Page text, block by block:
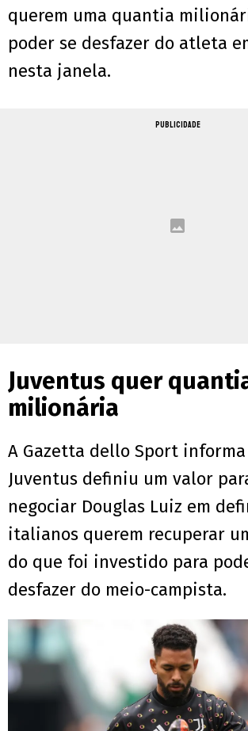
querem uma quantia
poder se desfazer do atleta
nesta janela.
PUBLICIDADE
Juventus quer
milionária
A Gazetta dello Sport
Juventus definiu um valor
negociar Douglas Luiz em
italianos querem recuperar
do que foi investido para
desfazer do meio-campista.